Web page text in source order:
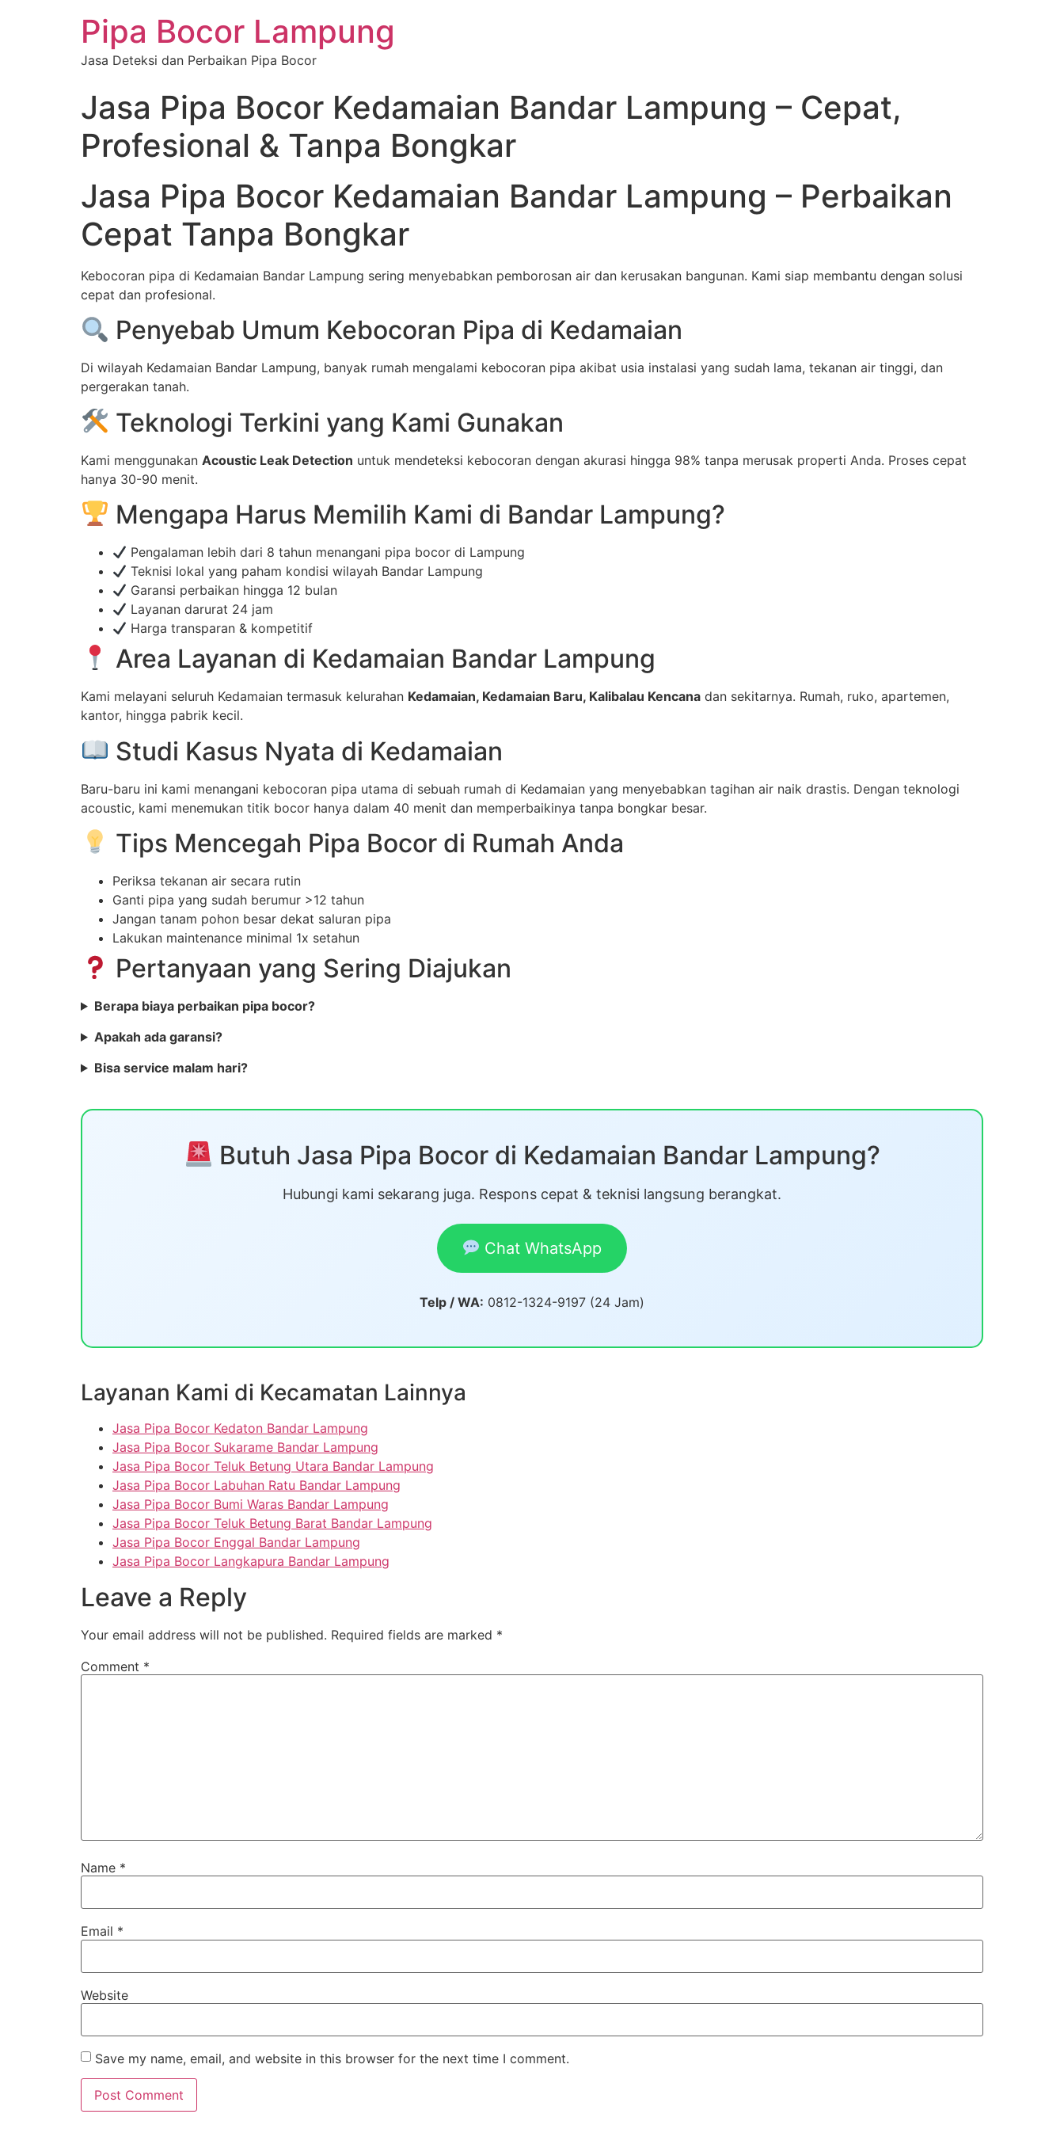
Pipa Bocor Lampung
Jasa Deteksi dan Perbaikan Pipa Bocor
Jasa Pipa Bocor Kedamaian Bandar Lampung – Cepat,
Profesional & Tanpa Bongkar
Jasa Pipa Bocor Kedamaian Bandar Lampung – Perbaikan
Cepat Tanpa Bongkar
Kebocoran pipa di Kedamaian Bandar Lampung sering menyebabkan pemborosan air dan kerusakan bangunan. Kami siap membantu dengan solusi
cepat dan profesional.
Penyebab Umum Kebocoran Pipa di Kedamaian
Di wilayah Kedamaian Bandar Lampung, banyak rumah mengalami kebocoran pipa akibat usia instalasi yang sudah lama, tekanan air tinggi, dan
pergerakan tanah.
Teknologi Terkini yang Kami Gunakan
Kami menggunakan Acoustic Leak Detection untuk mendeteksi kebocoran dengan akurasi hingga 98% tanpa merusak properti Anda. Proses cepat
hanya 30-90 menit.
Mengapa Harus Memilih Kami di Bandar Lampung?
Pengalaman lebih dari 8 tahun menangani pipa bocor di Lampung
Teknisi lokal yang paham kondisi wilayah Bandar Lampung
Garansi perbaikan hingga 12 bulan
Layanan darurat 24 jam
Harga transparan & kompetitif
Area Layanan di Kedamaian Bandar Lampung
Kami melayani seluruh Kedamaian termasuk kelurahan Kedamaian, Kedamaian Baru, Kalibalau Kencana dan sekitarnya. Rumah, ruko, apartemen,
kantor, hingga pabrik kecil.
Studi Kasus Nyata di Kedamaian
Baru-baru ini kami menangani kebocoran pipa utama di sebuah rumah di Kedamaian yang menyebabkan tagihan air naik drastis. Dengan teknologi
acoustic, kami menemukan titik bocor hanya dalam 40 menit dan memperbaikinya tanpa bongkar besar.
Tips Mencegah Pipa Bocor di Rumah Anda
Periksa tekanan air secara rutin
Ganti pipa yang sudah berumur >12 tahun
Jangan tanam pohon besar dekat saluran pipa
Lakukan maintenance minimal 1x setahun
Pertanyaan yang Sering Diajukan
Berapa biaya perbaikan pipa bocor?
Apakah ada garansi?
Bisa service malam hari?
Butuh Jasa Pipa Bocor di Kedamaian Bandar Lampung?
Hubungi kami sekarang juga. Respons cepat & teknisi langsung berangkat.
Chat WhatsApp
Telp / WA: 0812-1324-9197 (24 Jam)
Layanan Kami di Kecamatan Lainnya
Jasa Pipa Bocor Kedaton Bandar Lampung
Jasa Pipa Bocor Sukarame Bandar Lampung
Jasa Pipa Bocor Teluk Betung Utara Bandar Lampung
Jasa Pipa Bocor Labuhan Ratu Bandar Lampung
Jasa Pipa Bocor Bumi Waras Bandar Lampung
Jasa Pipa Bocor Teluk Betung Barat Bandar Lampung
Jasa Pipa Bocor Enggal Bandar Lampung
Jasa Pipa Bocor Langkapura Bandar Lampung
Leave a Reply
Your email address will not be published. Required fields are marked *
Comment *
Name *
Email *
Website
Save my name, email, and website in this browser for the next time I comment.